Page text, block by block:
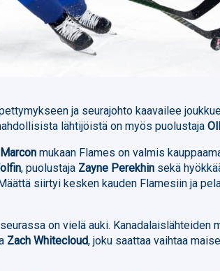
ja seurajohto kaavailee
lähtijöistä on myös puolustaja
mukaan Flames on valmis
, puolustaja Zayne Perekhin sekä
siirtyi kesken kauden Flamesiin ja
on vielä auki. Kanadalaislähteiden
Zach Whitecloud, joku saattaa vaihtaa